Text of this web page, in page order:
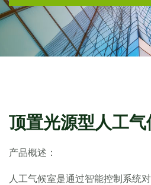
顶置光源型人工气
产品概述：
人工气候室是通过智能控制系统